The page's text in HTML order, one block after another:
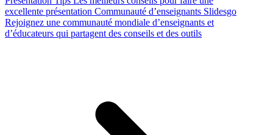
excellente présentation Communauté d’enseignants Slidesgo
Rejoignez une communauté mondiale d’enseignants et
d’éducateurs qui partagent des conseils et des outils